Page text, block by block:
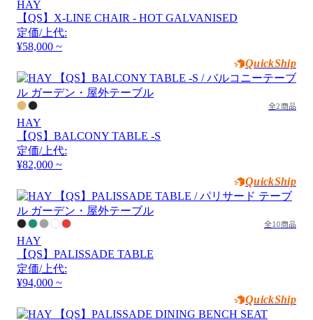
HAY
【QS】X-LINE CHAIR - HOT GALVANISED
定価/上代:
¥58,000 ~
QuickShip
全2商品
HAY
【QS】BALCONY TABLE -S
定価/上代:
¥82,000 ~
QuickShip
全10商品
HAY
【QS】PALISSADE TABLE
定価/上代:
¥94,000 ~
QuickShip